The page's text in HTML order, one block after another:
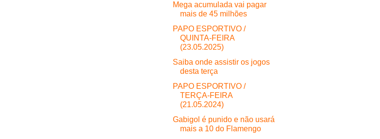
Mega acumulada vai pagar
mais de 45 milhões
PAPO ESPORTIVO /
QUINTA-FEIRA
(23.05.2025)
Saiba onde assistir os jogos
desta terça
PAPO ESPORTIVO /
TERÇA-FEIRA
(21.05.2024)
Gabigol é punido e não usará
mais a 10 do Flamengo